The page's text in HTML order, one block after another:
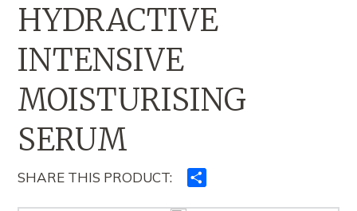
HYDRACTIVE
INTENSIVE
MOISTURISING
SERUM
SHARE THIS PRODUCT: